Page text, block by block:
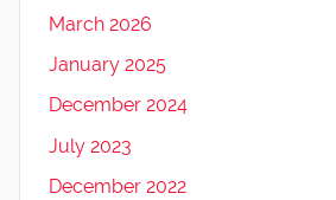
March 2026
January 2025
December 2024
July 2023
December 2022